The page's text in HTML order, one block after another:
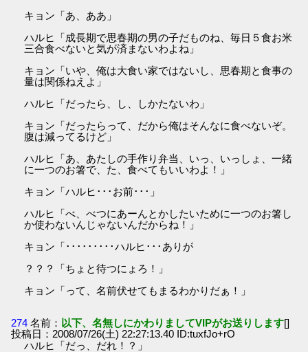
キョン「あ、ああ」
ハルヒ「成長期で思春期の男の子だものね、毎日５食お米
三合食べないと気が済まないわよね」
キョン「いや、俺は大食い家ではないし、思春期と食事の
量は関係ねえよ」
ハルヒ「だったら、し、しかたないわ」
キョン「だったらって、だから俺はそんなに食べないぞ。
腹は減ってるけど」
ハルヒ「あ、あたしの手作り弁当、いっ、いっしょ、一緒
に一つのお箸で、た、食べてもいいわよ！」
キョン「ハルヒ･･･お前･･･」
ハルヒ「べ、べつにあーんとかしたいために一つのお箸し
か使わないんじゃないんだからね！」
キョン「･････････ハルヒ･･･ありが
？？？「ちょと待つにょろ！」
キョン「って、名前伏せてもまるわかりだぁ！」
274 名前： 以下、名無しにかわりましてVIPがお送りします[]
投稿日：2008/07/26(土) 22:27:13.40 ID:tuxfJo+rO
ハルヒ「だっ、だれ！？」